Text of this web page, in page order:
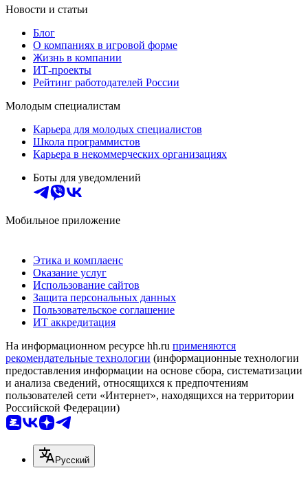
Новости и статьи
Блог
О компаниях в игровой форме
Жизнь в компании
ИТ-проекты
Рейтинг работодателей России
Молодым специалистам
Карьера для молодых специалистов
Школа программистов
Карьера в некоммерческих организациях
Боты для уведомлений
Мобильное приложение
Этика и комплаенс
Оказание услуг
Использование сайтов
Защита персональных данных
Пользовательское соглашение
ИТ аккредитация
На информационном ресурсе hh.ru применяются
рекомендательные технологии (информационные технологии
предоставления информации на основе сбора, систематизации
и анализа сведений, относящихся к предпочтениям
пользователей сети «Интернет», находящихся на территории
Российской Федерации)
Русский